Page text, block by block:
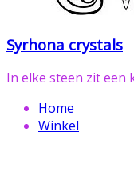
Syrhona crystals
In elke steen zit een
Home
Winkel